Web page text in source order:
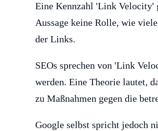
Eine Kennzahl 'Link Velocity'
Aussage keine Rolle, wie
der Links.
SEOs sprechen von 'Link
werden. Eine Theorie lautet,
zu Maßnahmen gegen die
Google selbst spricht jedoch